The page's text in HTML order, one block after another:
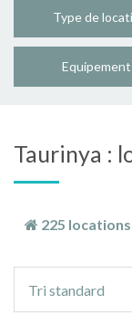
Type de
Taurinya :
225 locations
tri
Tri standard